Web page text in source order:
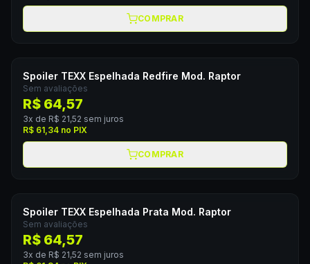
COMPRAR
Spoiler TEXX Espelhada Redfire Mod. Raptor
Sem avaliações
R$ 64,57
3x de R$ 21,52 sem juros
R$ 61,34 no PIX
COMPRAR
Spoiler TEXX Espelhada Prata Mod. Raptor
Sem avaliações
R$ 64,57
3x de R$ 21,52 sem juros